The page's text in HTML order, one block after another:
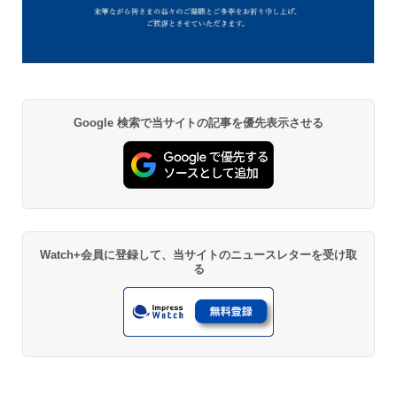
Google 検索で当サイトの記事を優先表示させる
Watch+会員に登録して、当サイトのニュースレターを受け取
る